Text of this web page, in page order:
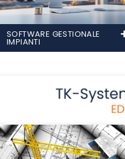
SOFTWARE GESTIONALE
IMPIANTI